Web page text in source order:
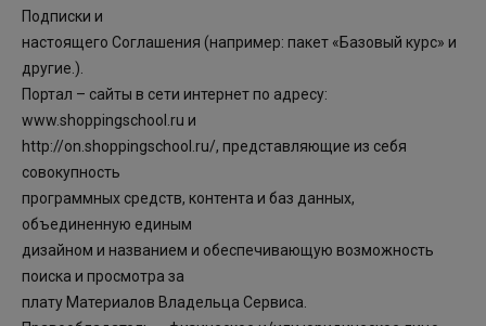
Подписки и
настоящего Соглашения (например: пакет «Базовый курс» и
другие.).
Портал – сайты в сети интернет по адресу:
www.shoppingschool.ru и
http://on.shoppingschool.ru/, представляющие из себя
совокупность
программных средств, контента и баз данных,
объединенную единым
дизайном и названием и обеспечивающую возможность
поиска и просмотра за
плату Материалов Владельца Сервиса.